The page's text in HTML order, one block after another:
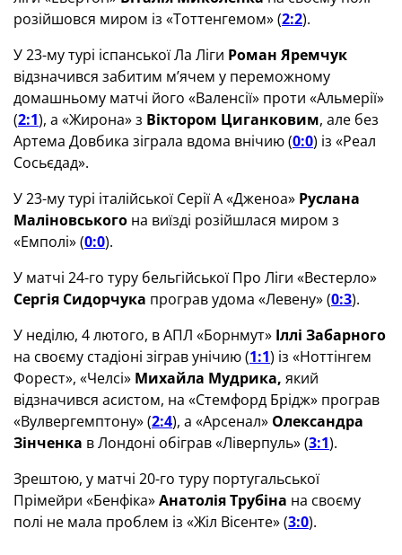
розійшовся миром із «Тоттенгемом» (2:2).
У 23-му турі іспанської Ла Ліги Роман Яремчук
відзначився забитим м’ячем у переможному
домашньому матчі його «Валенсії» проти «Альмерії»
(2:1), а «Жирона» з Віктором Циганковим, але без
Артема Довбика зіграла вдома внічию (0:0) із «Реал
Сосьєдад».
У 23-му турі італійської Серії А «Дженоа» Руслана
Маліновського на виїзді розійшлася миром з
«Емполі» (0:0).
У матчі 24-го туру бельгійської Про Ліги «Вестерло»
Сергія Сидорчука програв удома «Левену» (0:3).
У неділю, 4 лютого, в АПЛ «Борнмут» Іллі Забарного
на своєму стадіоні зіграв унічию (1:1) із «Ноттінгем
Форест», «Челсі» Михайла Мудрика, який
відзначився асистом, на «Стемфорд Брідж» програв
«Вулвергемптону» (2:4), а «Арсенал» Олександра
Зінченка в Лондоні обіграв «Ліверпуль» (3:1).
Зрештою, у матчі 20-го туру португальської
Прімейри «Бенфіка»Анатолія Трубіна на своєму
полі не мала проблем із «Жіл Вісенте» (3:0).